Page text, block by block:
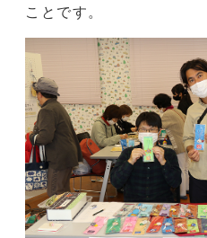
ことです。